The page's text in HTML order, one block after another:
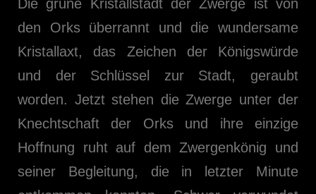
Die grüne Kristallstadt der Zwerge ist von
den Orks überrannt und die wundersame
Kristallaxt, das Zeichen der Königswürde
und der Schlüssel zur Stadt, geraubt
worden. Jetzt stehen die Zwerge unter der
Knechtschaft der Orks und ihre einzige
Hoffnung ruht auf dem Zwergenkönig und
seiner Begleitung, die in letzter Minute